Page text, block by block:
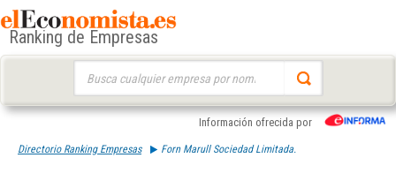
Ranking de Empresas
Información ofrecida por
Directorio Ranking Empresas Forn Marull Sociedad Limitada.